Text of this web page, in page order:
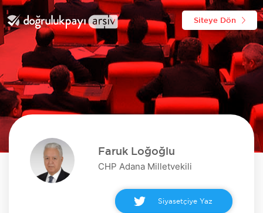
Siteye Dön
Faruk Loğoğlu
CHP Adana Milletvekili
Siyasetçiye Yaz